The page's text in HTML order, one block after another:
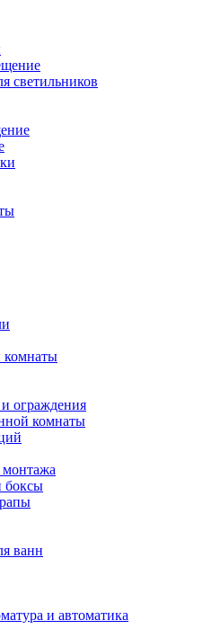
светильников
комнаты
ограждения
комнаты
боксы
ванн
и автоматика